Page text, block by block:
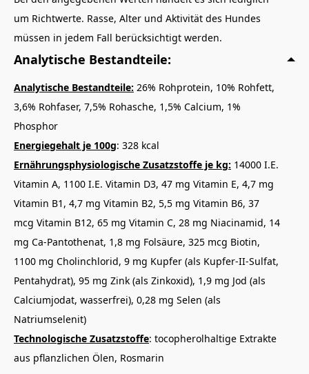
um Richtwerte. Rasse, Alter und Aktivität des Hundes
müssen in jedem Fall berücksichtigt werden.
Analytische Bestandteile:
Analytische Bestandteile: 26% Rohprotein, 10% Rohfett,
3,6% Rohfaser, 7,5% Rohasche, 1,5% Calcium, 1%
Phosphor
Energiegehalt je 100g: 328 kcal
Ernährungsphysiologische Zusatzstoffe je kg: 14000 I.E.
Vitamin A, 1100 I.E. Vitamin D3, 47 mg Vitamin E, 4,7 mg
Vitamin B1, 4,7 mg Vitamin B2, 5,5 mg Vitamin B6, 37
mcg Vitamin B12, 65 mg Vitamin C, 28 mg Niacinamid, 14
mg Ca-Pantothenat, 1,8 mg Folsäure, 325 mcg Biotin,
1100 mg Cholinchlorid, 9 mg Kupfer (als Kupfer-II-Sulfat,
Pentahydrat), 95 mg Zink (als Zinkoxid), 1,9 mg Jod (als
Calciumjodat, wasserfrei), 0,28 mg Selen (als
Natriumselenit)
Technologische Zusatzstoffe: tocopherolhaltige Extrakte
aus pflanzlichen Ölen, Rosmarin